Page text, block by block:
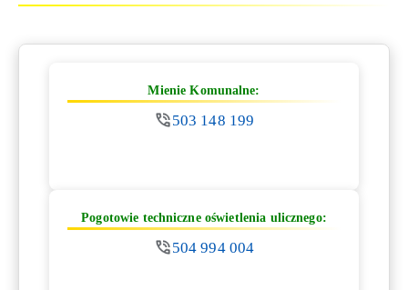
Mienie Komunalne:
503 148 199
Pogotowie techniczne oświetlenia ulicznego:
504 994 004